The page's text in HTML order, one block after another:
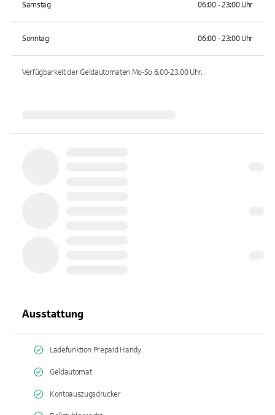
Samstag 06:00 - 23:00 Uhr
Sonntag 06:00 - 23:00 Uhr
Verfügbarkeit der Geldautomaten Mo-So 6.00-23.00Uhr.
Ausstattung
Ladefunktion Prepaid Handy
Geldautomat
Kontoauszugsdrucker